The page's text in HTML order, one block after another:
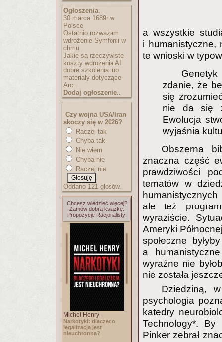
Ogłoszenia:
30 marca 1689r w
Polsce
Ostatnio rozważam
wdrożenie Symfonii w
chmu..
Jakie są rzeczywiste
koszty wdrożenia AI
dobre szkolenia lub
materiały dotyczące
Arc..
Dodaj ogłoszenie..
Czy wojna USA/Iran
skoczy się w 2026?
Raczej tak
Chyba tak
Nie wiem
Chyba nie
Raczej nie
Oddano 121 głosów.
Chcesz wiedzieć więcej?
Zamów dobrą książkę.
Propozycje Racjonalisty:
Michel Henry -
Narkotyki: dlaczego
legalizacja jest
nieuchronna?
a wszystkie
i humanistyczne,
te wnioski w
Genetyk
zdanie, że
się
nie da się
Ewolucja
wyjaśnia
Obszerna
znaczna część
prawdziwości
tematów w
ale też
wyraziście.
Ameryki
społeczne
a
wyraźne nie
nie została
Dziedziną,
psychologia
katedry
Technology*.
Pinker zebrał